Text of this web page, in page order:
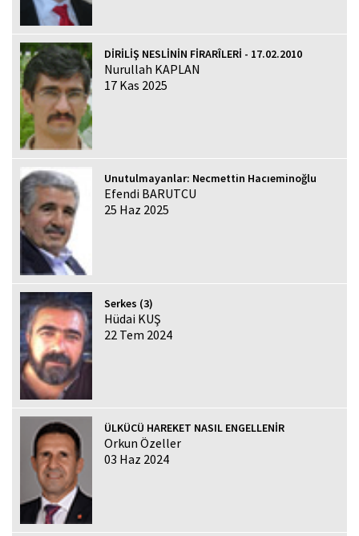
DİRİLİŞ NESLİNİN FİRARÎLERİ - 17.02.2010
Nurullah KAPLAN
17 Kas 2025
Unutulmayanlar: Necmettin Hacıeminoğlu
Efendi BARUTCU
25 Haz 2025
Serkes (3)
Hüdai KUŞ
22 Tem 2024
ÜLKÜCÜ HAREKET NASIL ENGELLENİR
Orkun Özeller
03 Haz 2024